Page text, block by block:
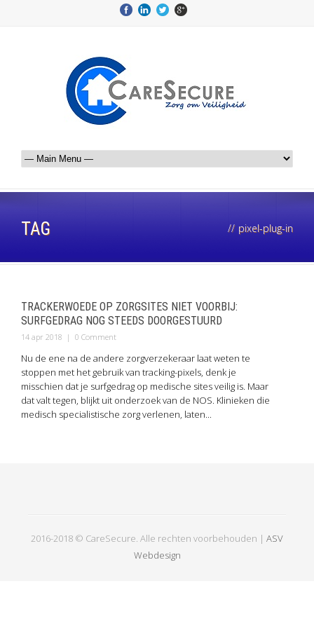
TAG // pixel-plug-in
TRACKERWOEDE OP ZORGSITES NIET VOORBIJ:
SURFGEDRAG NOG STEEDS DOORGESTUURD
14 apr 2018 | 0 Comment
Nu de ene na de andere zorgverzekeraar laat weten te
stoppen met het gebruik van tracking-pixels, denk je
misschien dat je surfgedrag op medische sites veilig is. Maar
dat valt tegen, blijkt uit onderzoek van de NOS. Klinieken die
medisch specialistische zorg verlenen, laten...
2016-2018 © CareSecure. Alle rechten voorbehouden | ASV
Webdesign